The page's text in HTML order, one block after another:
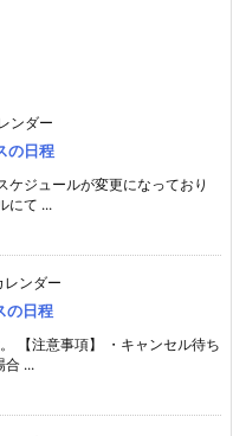
ンダー
の日程
ケジュールが変更になっており
にて ...
レンダー
の日程
【注意事項】 ・キャンセル待ち
合 ...